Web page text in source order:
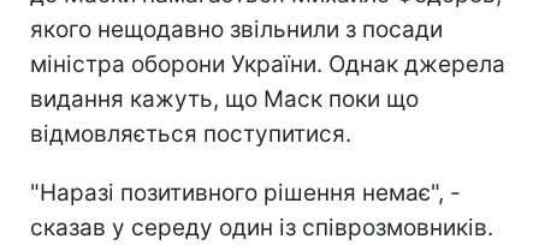
якого нещодавно звільнили з посади
міністра оборони України. Однак джерела
видання кажуть, що Маск поки що
відмовляється поступитися.
"Наразі позитивного рішення немає", -
сказав у середу один із співрозмовників.